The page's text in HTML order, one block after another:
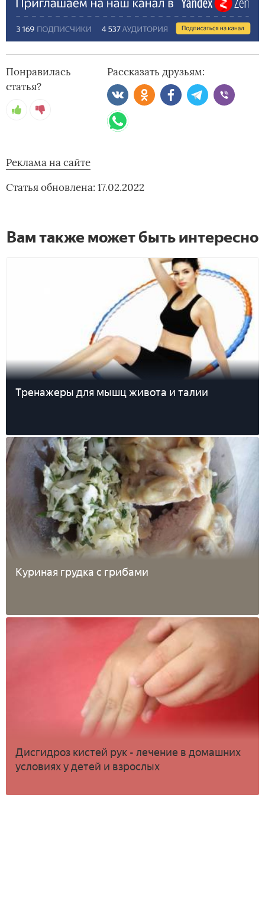
Понравилась
статья?
Рассказать друзьям:
Реклама на сайте
Статья обновлена: 17.02.2022
Вам также может быть интересно
Тренажеры для мышц живота и талии
Куриная грудка с грибами
Дисгидроз кистей рук - лечение в домашних
условиях у детей и взрослых